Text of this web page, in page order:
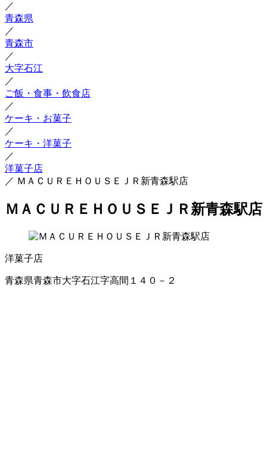
／
青森県
／
青森市
／
大字石江
／
ご飯・食事・飲食店
／
ケーキ・お菓子
／
ケーキ・洋菓子
／
洋菓子店
／ ＭＡＣＵＲＥＨＯＵＳＥＪＲ新青森駅店
ＭＡＣＵＲＥＨＯＵＳＥＪＲ新青森駅店
洋菓子店
青森県青森市大字石江字高間１４０－２